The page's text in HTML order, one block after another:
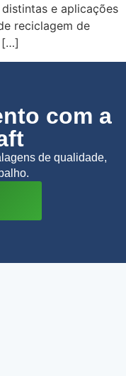
e aplicações
reciclagem de
[…]
com a
de qualidade,